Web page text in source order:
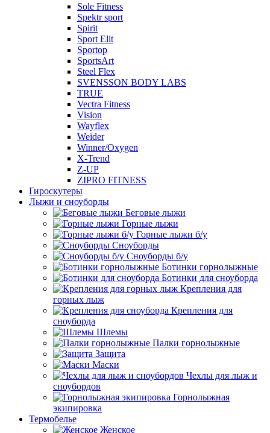
Sole Fitness
Spektr sport
Spirit
Sport Elit
Sportop
SportsArt
Steel Flex
SVENSSON BODY LABS
TRUE
Vectra Fitness
Vision
Wayflex
Weider
Winner/Oxygen
X-Trend
Z-UP
ZIPRO FITNESS
Гироскутеры
Лыжи и сноуборды
Беговые лыжи
Горные лыжи
Горные лыжи б/у
Сноуборды
Сноуборды б/у
Ботинки горнолыжные
Ботинки для сноуборда
Крепления для
горных лыж
Крепления для
сноуборда
Шлемы
Палки горнолыжные
Защита
Маски
Чехлы для лыж и
сноубордов
Горнолыжная
экипировка
Термобелье
Женское